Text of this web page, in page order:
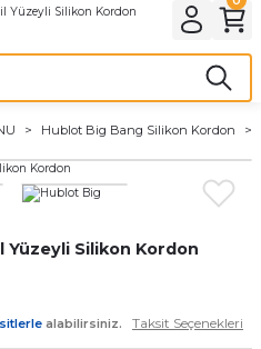
AYDINLATMA & ELEKTRİK
BİLGİSAYAR
OFİS MALZEMELERİ
Hublot Big Bang Silikon Kordon
Yüzeyli Silikon Kordon
alabilirsiniz. Taksit Seçenekleri